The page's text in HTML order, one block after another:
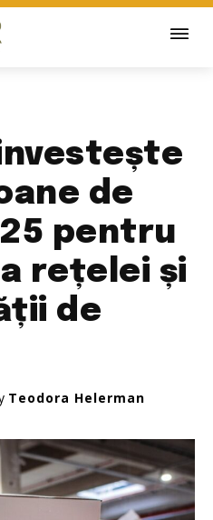
de
pentru
rețelei și
de
Teodora Helerman